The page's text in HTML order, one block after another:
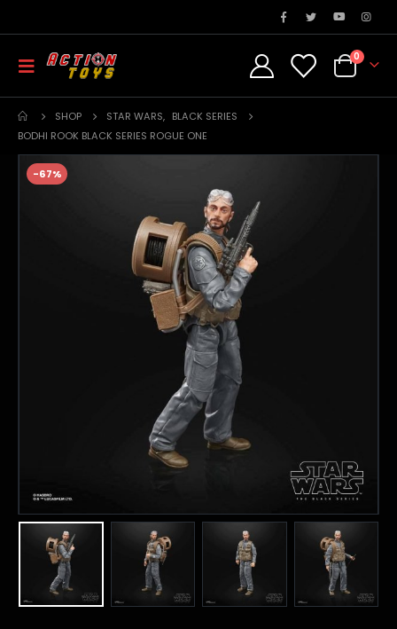
0
SHOP STAR WARS, BLACK SERIES
BODHI ROOK BLACK SERIES ROGUE ONE
-67%